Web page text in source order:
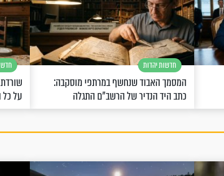
חדשות יהדות
המסמך האבוד שנחשף במרתפי מוסקבה:
כתב היד הנדיר של הרשב"ם התגלה
על